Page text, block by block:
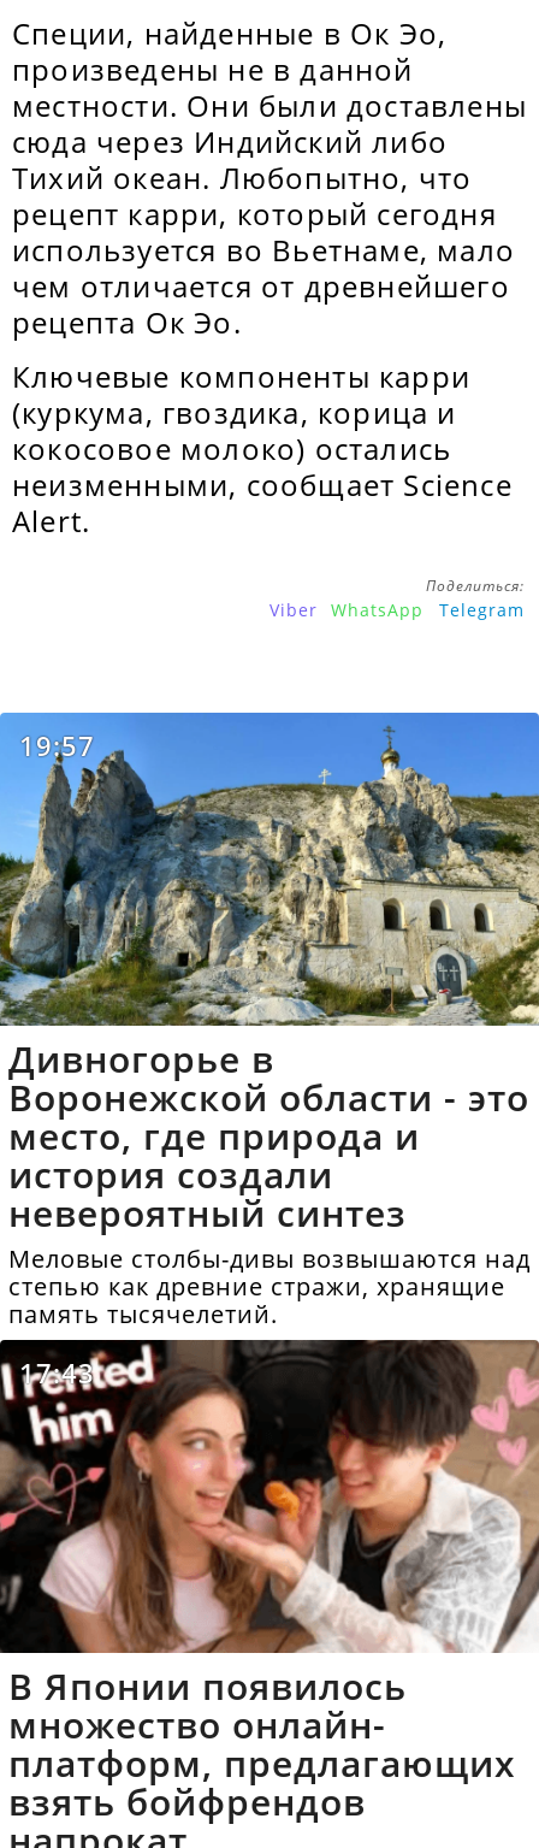
Специи, найденные в Oк Эo,
произведены не в данной
местности. Они были доставлены
сюда через Индийский либо
Тихий океан. Любопытно, что
рецепт карри, который сегодня
используется во Вьетнаме, мало
чем отличается от древнейшего
рецепта Oк Эo.
Ключевые компоненты карри
(куркума, гвоздика, корица и
кокосовое молоко) остались
неизменными, сообщает Science
Alert.
Поделиться:
Viber WhatsApp Telegram
19:57
Дивногорье в
Воронежской области - это
место, где природа и
история создали
невероятный синтез
Меловые столбы-дивы возвышаются над
степью как древние стражи, хранящие
память тысячелетий.
17:43
В Японии появилось
множество онлайн-
платформ, предлагающих
взять бойфрендов